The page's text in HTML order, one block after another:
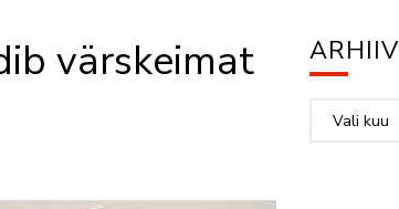
värskeimat
ARHIIV